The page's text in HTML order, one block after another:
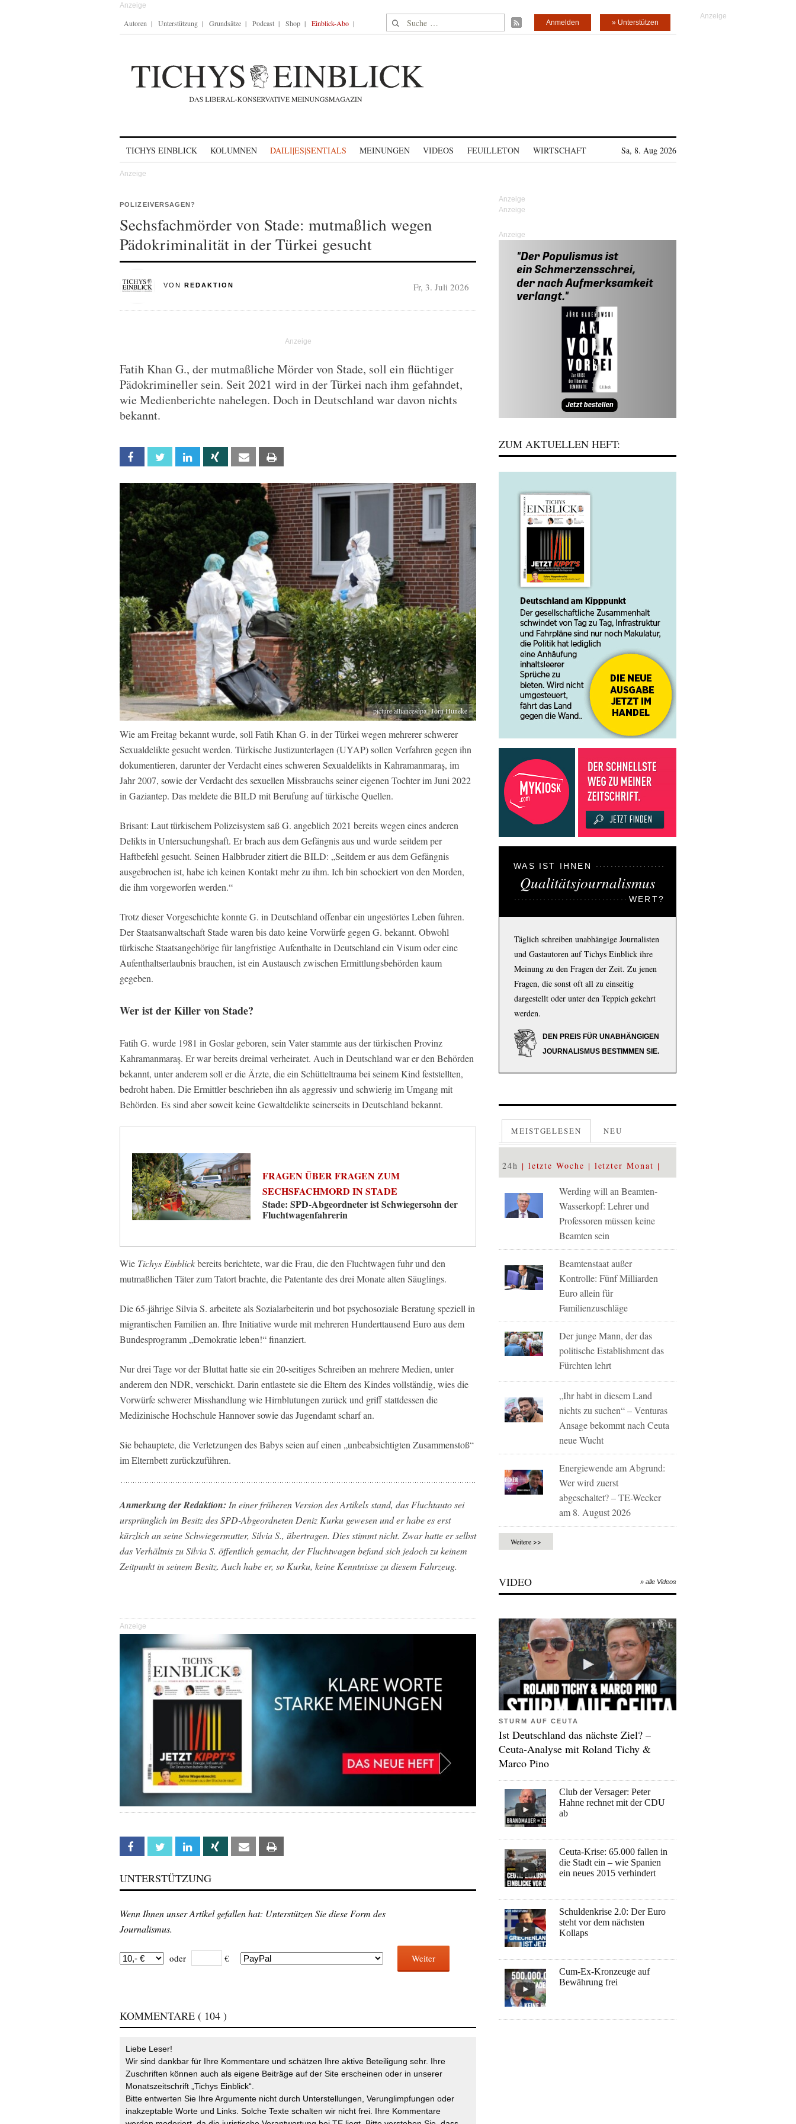
Autoren Unterstützung Grundsätze Podcast Shop Einblick-Abo Suche nach: » Unterstützen
Anmelden
TICHYS EINBLICK KOLUMNEN DAILI|ES|SENTIALS MEINUNGEN VIDEOS FEUILLETON WIRTSCHAFT Sa, 8. Aug 2026
POLIZEIVERSAGEN?
Sechsfachmörder von Stade: mutmaßlich wegen
Pädokriminalität in der Türkei gesucht
VON REDAKTION Fr, 3. Juli 2026
Fatih Khan G., der mutmaßliche Mörder von Stade, soll ein flüchtiger
Pädokrimineller sein. Seit 2021 wird in der Türkei nach ihm gefahndet,
wie Medienberichte nahelegen. Doch in Deutschland war davon nichts
bekannt.
Facebook Twitter Linkedin Xing Email
picture alliance/dpa | Jörn Hüneke
Wie am Freitag bekannt wurde, soll Fatih Khan G. in der Türkei wegen mehrerer schwerer
Sexualdelikte gesucht werden. Türkische Justizunterlagen (UYAP) sollen Verfahren gegen ihn
dokumentieren, darunter der Verdacht eines schweren Sexualdelikts in Kahramanmaraş, im
Jahr 2007, sowie der Verdacht des sexuellen Missbrauchs seiner eigenen Tochter im Juni 2022
in Gaziantep. Das meldete die BILD mit Berufung auf türkische Quellen.
Brisant: Laut türkischem Polizeisystem saß G. angeblich 2021 bereits wegen eines anderen
Delikts in Untersuchungshaft. Er brach aus dem Gefängnis aus und wurde seitdem per
Haftbefehl gesucht. Seinen Halbbruder zitiert die BILD: „Seitdem er aus dem Gefängnis
ausgebrochen ist, habe ich keinen Kontakt mehr zu ihm. Ich bin schockiert von den Morden,
die ihm vorgeworfen werden.“
Trotz dieser Vorgeschichte konnte G. in Deutschland offenbar ein ungestörtes Leben führen.
Der Staatsanwaltschaft Stade waren bis dato keine Vorwürfe gegen G. bekannt. Obwohl
türkische Staatsangehörige für langfristige Aufenthalte in Deutschland ein Visum oder eine
Aufenthaltserlaubnis brauchen, ist ein Austausch zwischen Ermittlungsbehörden kaum
gegeben.
Wer ist der Killer von Stade?
Fatih G. wurde 1981 in Goslar geboren, sein Vater stammte aus der türkischen Provinz
Kahramanmaraş. Er war bereits dreimal verheiratet. Auch in Deutschland war er den Behörden
bekannt, unter anderem soll er die Ärzte, die ein Schütteltrauma bei seinem Kind feststellten,
bedroht haben. Die Ermittler beschrieben ihn als aggressiv und schwierig im Umgang mit
Behörden. Es sind aber soweit keine Gewaltdelikte seinerseits in Deutschland bekannt.
FRAGEN ÜBER FRAGEN ZUM
SECHSFACHMORD IN STADE
Stade: SPD-Abgeordneter ist Schwiegersohn der
Fluchtwagenfahrerin
Wie Tichys Einblickbereits berichtete, war die Frau, die den Fluchtwagen fuhr und den
mutmaßlichen Täter zum Tatort brachte, die Patentante des drei Monate alten Säuglings.
Die 65-jährige Silvia S. arbeitete als Sozialarbeiterin und bot psychosoziale Beratung speziell in
migrantischen Familien an. Ihre Initiative wurde mit mehreren Hunderttausend Euro aus dem
Bundesprogramm „Demokratie leben!“ finanziert.
Nur drei Tage vor der Bluttat hatte sie ein 20-seitiges Schreiben an mehrere Medien, unter
anderem den NDR, verschickt. Darin entlastete sie die Eltern des Kindes vollständig, wies die
Vorwürfe schwerer Misshandlung wie Hirnblutungen zurück und griff stattdessen die
Medizinische Hochschule Hannover sowie das Jugendamt scharf an.
Sie behauptete, die Verletzungen des Babys seien auf einen „unbeabsichtigten Zusammenstoß“
im Elternbett zurückzuführen.
Anmerkung der Redaktion: In einer früheren Version des Artikels stand, das Fluchtauto sei
ursprünglich im Besitz des SPD-Abgeordneten Deniz Kurku gewesen und er habe es erst
kürzlich an seine Schwiegermutter, Silvia S., übertragen. Dies stimmt nicht. Zwar hatte er selbst
das Verhältnis zu Silvia S. öffentlich gemacht, der Fluchtwagen befand sich jedoch zu keinem
Zeitpunkt in seinem Besitz. Auch habe er, so Kurku, keine Kenntnisse zu diesem Fahrzeug.
Anzeige
Facebook Twitter Linkedin Xing Email
UNTERSTÜTZUNG
Wenn Ihnen unser Artikel gefallen hat: Unterstützen Sie diese Form des
Journalismus.
oder € Weiter
KOMMENTARE ( 104 )
Liebe Leser!
Wir sind dankbar für Ihre Kommentare und schätzen Ihre aktive Beteiligung sehr. Ihre
Zuschriften können auch als eigene Beiträge auf der Site erscheinen oder in unserer
Monatszeitschrift „Tichys Einblick“.
Bitte entwerten Sie Ihre Argumente nicht durch Unterstellungen, Verunglimpfungen oder
inakzeptable Worte und Links. Solche Texte schalten wir nicht frei. Ihre Kommentare
Anzeige
ZUM AKTUELLEN HEFT:
WAS IST IHNEN
Qualitätsjournalismus
WERT?
Täglich schreiben unabhängige Journalisten
und Gastautoren auf Tichys Einblick ihre
Meinung zu den Fragen der Zeit. Zu jenen
Fragen, die sonst oft all zu einseitig
dargestellt oder unter den Teppich gekehrt
werden.
DEN PREIS FÜR UNABHÄNGIGEN
JOURNALISMUS BESTIMMEN SIE.
MEISTGELESEN NEU
24h letzte Woche letzter Monat
Werding will an Beamten-
Wasserkopf: Lehrer und
Professoren müssen keine
Beamten sein
Beamtenstaat außer
Kontrolle: Fünf Milliarden
Euro allein für
Familienzuschläge
Der junge Mann, der das
politische Establishment das
Fürchten lehrt
„Ihr habt in diesem Land
nichts zu suchen“ – Venturas
Ansage bekommt nach Ceuta
neue Wucht
Energiewende am Abgrund:
Wer wird zuerst
abgeschaltet? – TE-Wecker
am 8. August 2026
Weitere >>
VIDEO » alle Videos
STURM AUF CEUTA
Ist Deutschland das nächste Ziel? –
Ceuta-Analyse mit Roland Tichy &
Marco Pino
Club der Versager: Peter
Hahne rechnet mit der CDU
ab
Ceuta-Krise: 65.000 fallen in
die Stadt ein – wie Spanien
ein neues 2015 verhindert
Schuldenkrise 2.0: Der Euro
steht vor dem nächsten
Kollaps
Cum-Ex-Kronzeuge auf
Bewährung frei